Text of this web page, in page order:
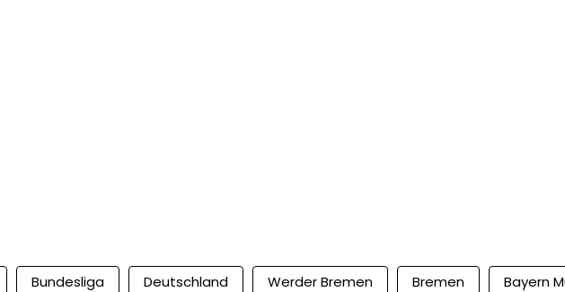
Bundesliga Deutschland Werder Bremen Bremen Bayern